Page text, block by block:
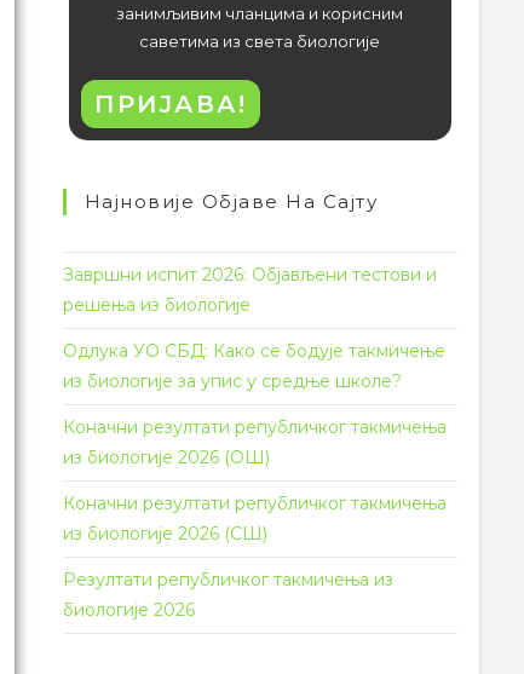
занимљивим чланцима и корисним
саветима из света биологије
ПРИЈАВА!
Најновије Објаве На Сајту
Завршни испит 2026: Објављени тестови и
решења из биологије
Одлука УО СБД: Како се бодује такмичење
из биологије за упис у средње школе?
Коначни резултати републичког такмичења
из биологије 2026 (ОШ)
Коначни резултати републичког такмичења
из биологије 2026 (СШ)
Резултати републичког такмичења из
биологије 2026